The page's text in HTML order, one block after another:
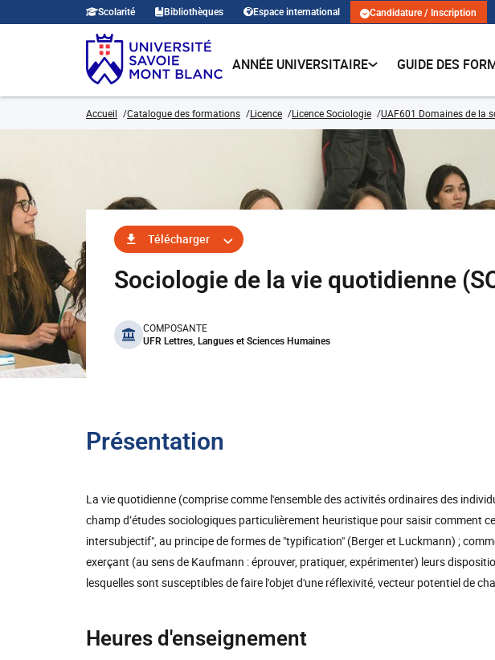
Scolarité Bibliothèques Espace international Candidature / Inscription
ANNÉE UNIVERSITAIRE GUIDE DES
Accueil Catalogue des formations Licence Licence Sociologie UAF601 Domaines de la
Télécharger
Sociologie de la vie quotidienne
benefits
COMPOSANTE
UFR Lettres, Langues et Sciences Humaines
Présentation
La vie quotidienne (comprise comme l'ensemble des activités ordinaires des
champ d’études sociologiques particulièrement heuristique pour saisir comment
intersubjectif", au principe de formes de "typification" (Berger et Luckmann) ;
exerçant (au sens de Kaufmann : éprouver, pratiquer, expérimenter) leurs
lesquelles sont susceptibles de faire l'objet d'une réflexivité, vecteur potentiel de
Heures d'enseignement